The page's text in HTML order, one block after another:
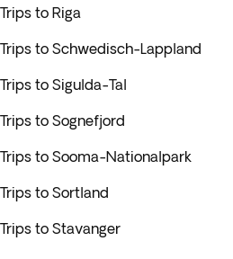
Trips to Riga
Trips to Schwedisch-Lappland
Trips to Sigulda-Tal
Trips to Sognefjord
Trips to Sooma-Nationalpark
Trips to Sortland
Trips to Stavanger